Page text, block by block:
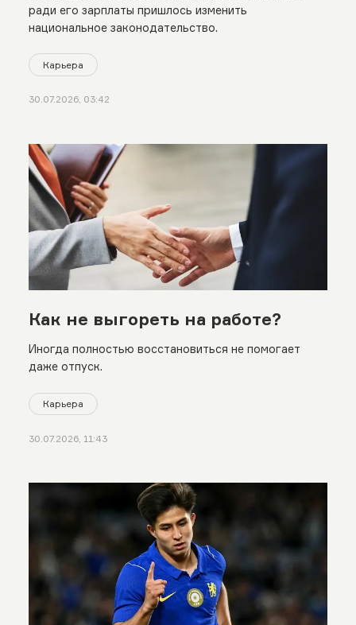
ради его зарплаты пришлось изменить
национальное законодательство.
Карьера
30.07.2026, 03:42
Как не выгореть на работе?
Иногда полностью восстановиться не помогает
даже отпуск.
Карьера
30.07.2026, 11:43